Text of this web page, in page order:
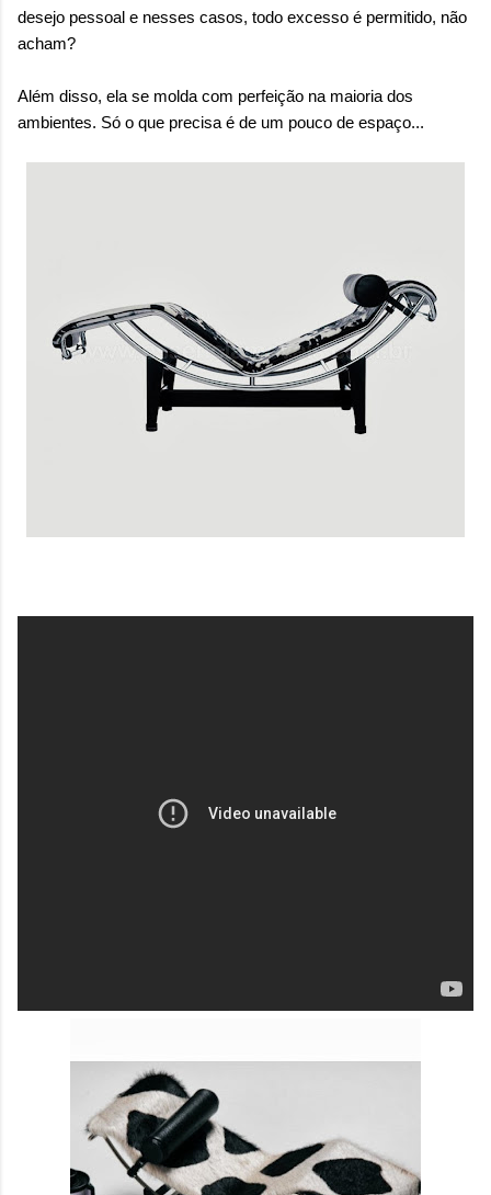
desejo pessoal e nesses casos, todo excesso é permitido, não
acham?
Além disso, ela se molda com perfeição na maioria dos
ambientes. Só o que precisa é de um pouco de espaço...